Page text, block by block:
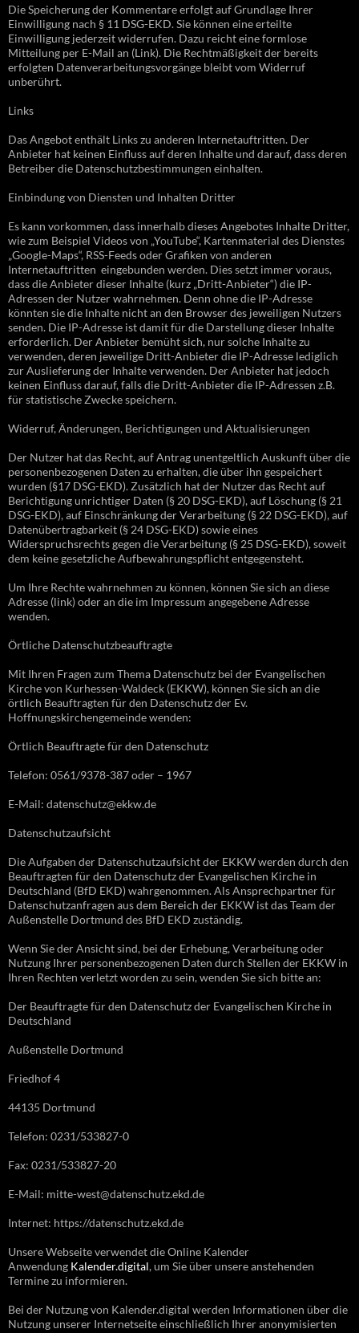
Die Speicherung der Kommentare erfolgt auf Grundlage Ihrer
Einwilligung nach § 11 DSG-EKD. Sie können eine erteilte
Einwilligung jederzeit widerrufen. Dazu reicht eine formlose
Mitteilung per E-Mail an (Link). Die Rechtmäßigkeit der bereits
erfolgten Datenverarbeitungsvorgänge bleibt vom Widerruf
unberührt.
Links
Das Angebot enthält Links zu anderen Internetauftritten. Der
Anbieter hat keinen Einfluss auf deren Inhalte und darauf, dass deren
Betreiber die Datenschutzbestimmungen einhalten.
Einbindung von Diensten und Inhalten Dritter
Es kann vorkommen, dass innerhalb dieses Angebotes Inhalte Dritter,
wie zum Beispiel Videos von „YouTube“, Kartenmaterial des Dienstes
„Google-Maps“, RSS-Feeds oder Grafiken von anderen
Internetauftritten eingebunden werden. Dies setzt immer voraus,
dass die Anbieter dieser Inhalte (kurz „Dritt-Anbieter“) die IP-
Adressen der Nutzer wahrnehmen. Denn ohne die IP-Adresse
könnten sie die Inhalte nicht an den Browser des jeweiligen Nutzers
senden. Die IP-Adresse ist damit für die Darstellung dieser Inhalte
erforderlich. Der Anbieter bemüht sich, nur solche Inhalte zu
verwenden, deren jeweilige Dritt-Anbieter die IP-Adresse lediglich
zur Auslieferung der Inhalte verwenden. Der Anbieter hat jedoch
keinen Einfluss darauf, falls die Dritt-Anbieter die IP-Adressen z.B.
für statistische Zwecke speichern.
Widerruf, Änderungen, Berichtigungen und Aktualisierungen
Der Nutzer hat das Recht, auf Antrag unentgeltlich Auskunft über die
personenbezogenen Daten zu erhalten, die über ihn gespeichert
wurden (§17 DSG-EKD). Zusätzlich hat der Nutzer das Recht auf
Berichtigung unrichtiger Daten (§ 20 DSG-EKD), auf Löschung (§ 21
DSG-EKD), auf Einschränkung der Verarbeitung (§ 22 DSG-EKD), auf
Datenübertragbarkeit (§ 24 DSG-EKD) sowie eines
Widerspruchsrechts gegen die Verarbeitung (§ 25 DSG-EKD), soweit
dem keine gesetzliche Aufbewahrungspflicht entgegensteht.
Um Ihre Rechte wahrnehmen zu können, können Sie sich an diese
Adresse (link) oder an die im Impressum angegebene Adresse
wenden.
Örtliche Datenschutzbeauftragte
Mit Ihren Fragen zum Thema Datenschutz bei der Evangelischen
Kirche von Kurhessen-Waldeck (EKKW), können Sie sich an die
örtlich Beauftragten für den Datenschutz der Ev.
Hoffnungskirchengemeinde wenden:
Örtlich Beauftragte für den Datenschutz
Telefon: 0561/9378-387 oder – 1967
E-Mail: datenschutz@ekkw.de
Datenschutzaufsicht
Die Aufgaben der Datenschutzaufsicht der EKKW werden durch den
Beauftragten für den Datenschutz der Evangelischen Kirche in
Deutschland (BfD EKD) wahrgenommen. Als Ansprechpartner für
Datenschutzanfragen aus dem Bereich der EKKW ist das Team der
Außenstelle Dortmund des BfD EKD zuständig.
Wenn Sie der Ansicht sind, bei der Erhebung, Verarbeitung oder
Nutzung Ihrer personenbezogenen Daten durch Stellen der EKKW in
Ihren Rechten verletzt worden zu sein, wenden Sie sich bitte an:
Der Beauftragte für den Datenschutz der Evangelischen Kirche in
Deutschland
Außenstelle Dortmund
Friedhof 4
44135 Dortmund
Telefon: 0231/533827-0
Fax: 0231/533827-20
E-Mail: mitte-west@datenschutz.ekd.de
Internet: https://datenschutz.ekd.de
Unsere Webseite verwendet die Online Kalender
Anwendung Kalender.digital, um Sie über unsere anstehenden
Termine zu informieren.
Bei der Nutzung von Kalender.digital werden Informationen über die
Nutzung unserer Internetseite einschließlich Ihrer anonymisierten